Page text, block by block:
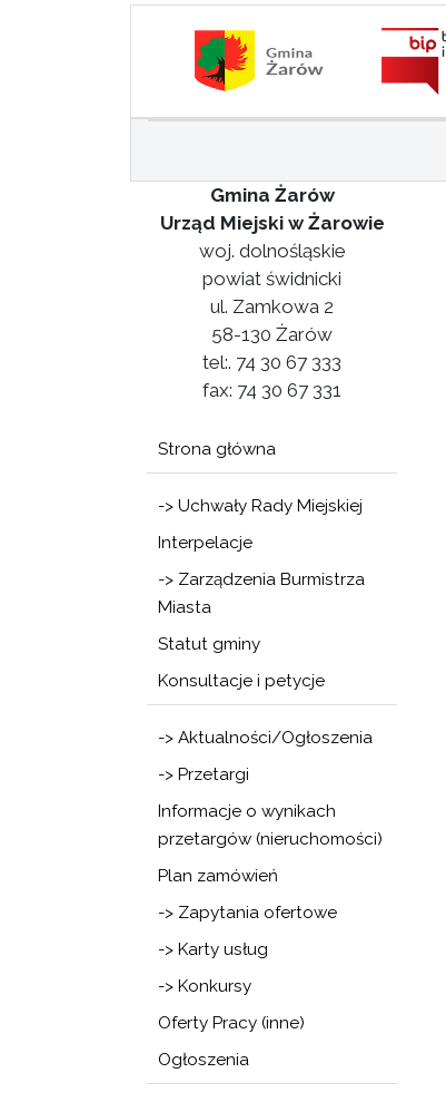
Gmina Żarów
Urząd Miejski w Żarowie
woj. dolnośląskie
powiat świdnicki
ul. Zamkowa 2
58-130 Żarów
tel:. 74 30 67 333
fax: 74 30 67 331
Strona główna
-> Uchwały Rady Miejskiej
Interpelacje
-> Zarządzenia Burmistrza
Miasta
Statut gminy
Konsultacje i petycje
-> Aktualności/Ogłoszenia
-> Przetargi
Informacje o wynikach
przetargów (nieruchomości)
Plan zamówień
-> Zapytania ofertowe
-> Karty usług
-> Konkursy
Oferty Pracy (inne)
Ogłoszenia